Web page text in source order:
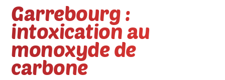
Garrebourg :
intoxication au
monoxyde de
carbone